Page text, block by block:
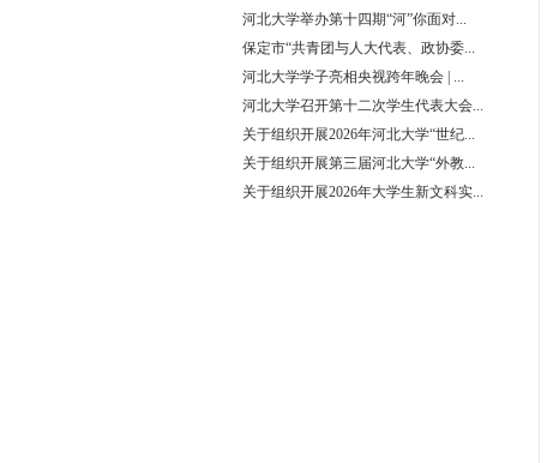
河北大学举办第十四期“河”你面对...
保定市“共青团与人大代表、政协委...
河北大学学子亮相央视跨年晚会 | ...
河北大学召开第十二次学生代表大会...
关于组织开展2026年河北大学“世纪...
关于组织开展第三届河北大学“外教...
关于组织开展2026年大学生新文科实...